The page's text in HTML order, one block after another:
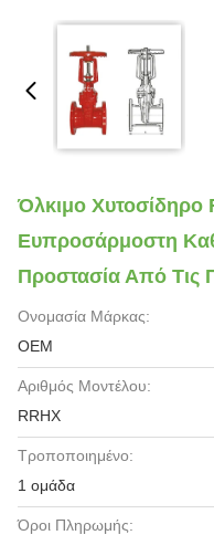
Όλκιμο
Ευπροσάρμοστη
Προστασία Από Τις
Ονομασία Μάρκας:
OEM
Αριθμός Μοντέλου:
RRHX
Τροποποιημένο:
1 ομάδα
Όροι Πληρωμής: